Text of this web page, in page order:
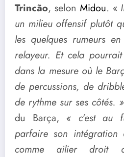
Trincão, selon Midou. «
un milieu offensif plutôt
les quelques rumeurs
relayeur. Et cela pourrait
dans la mesure où le
de percussions, de
de rythme sur ses côtés. »
du Barça, « c’est au
parfaire son
comme ailier droit